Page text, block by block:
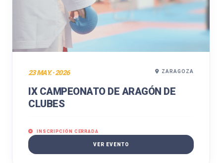
23 MAY. · 2026 ZARAGOZA
IX CAMPEONATO DE ARAGÓN DE
CLUBES
INSCRIPCIÓN CERRADA
VER EVENTO